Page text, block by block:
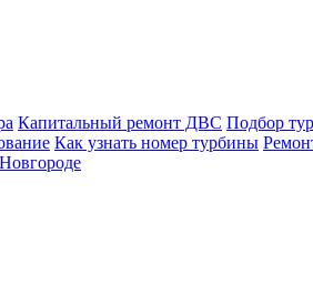
Капитальный ремонт ДВС Подбор
Как узнать номер турбины